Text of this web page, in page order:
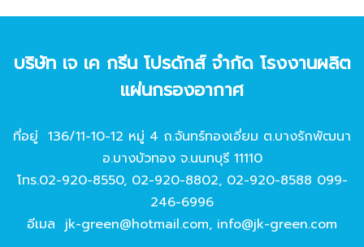
บริษัท เจ เค กรีน โปรดักส์ จํากัด โรงงานผลิต
แผ่นกรองอากาศ
ที่อยู่ 136/11-10-12 หมู่ 4 ถ.จันทร์ทองเอี่ยม ต.บางรักพัฒนา
อ.บางบัวทอง จ.นนทบุรี 11110
โทร.02-920-8550, 02-920-8802, 02-920-8588 099-
246-6996
อีเมล jk-green@hotmail.com, info@jk-green.com